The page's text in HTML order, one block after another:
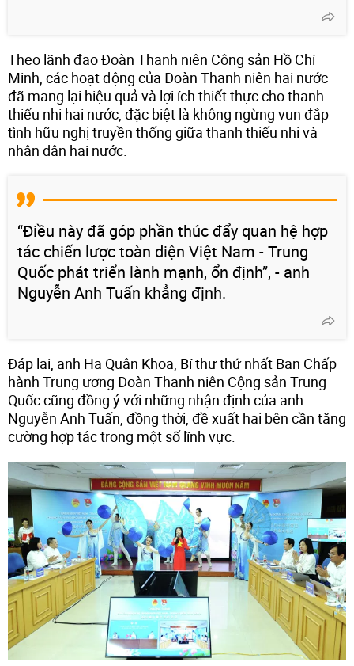
Theo lãnh đạo Đoàn Thanh niên Cộng sản Hồ Chí
Minh, các hoạt động của Đoàn Thanh niên hai nước
đã mang lại hiệu quả và lợi ích thiết thực cho thanh
thiếu nhi hai nước, đặc biệt là không ngừng vun đắp
tình hữu nghị truyền thống giữa thanh thiếu nhi và
nhân dân hai nước.
“Điều này đã góp phần thúc đẩy quan hệ hợp
tác chiến lược toàn diện Việt Nam - Trung
Quốc phát triển lành mạnh, ổn định”, - anh
Nguyễn Anh Tuấn khẳng định.
Đáp lại, anh Hạ Quân Khoa, Bí thư thứ nhất Ban Chấp
hành Trung ương Đoàn Thanh niên Cộng sản Trung
Quốc cũng đồng ý với những nhận định của anh
Nguyễn Anh Tuấn, đồng thời, đề xuất hai bên cần tăng
cường hợp tác trong một số lĩnh vực.